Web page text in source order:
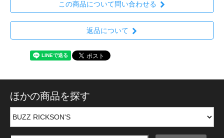
この商品について問い合わせる
返品について
ほかの商品を探す